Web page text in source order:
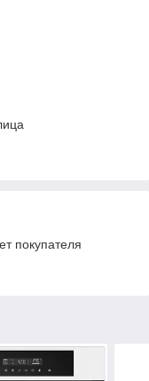
покупателя